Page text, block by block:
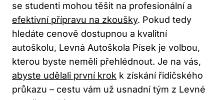
se studenti mohou těšit na profesionální a
efektivní přípravu na zkoušky. Pokud tedy
hledáte cenově dostupnou a kvalitní
autoškolu, Levná Autoškola Písek je volbou,
kterou byste neměli přehlédnout. Je na vás,
abyste udělali první krok k získání řidičského
průkazu – cestu vám už usnadní tým z Levné